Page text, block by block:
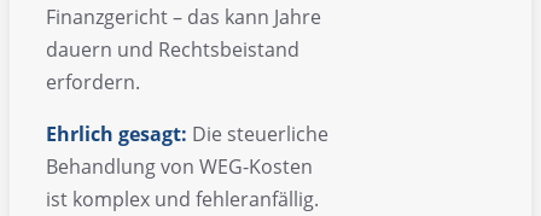
Finanzgericht – das kann Jahre
dauern und Rechtsbeistand
erfordern.
Ehrlich gesagt: Die steuerliche
Behandlung von WEG-Kosten
ist komplex und fehleranfällig.